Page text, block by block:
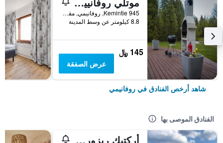
945 Kemintie, روفانيمي, مقاطعة لابي, فنلندا
8.8 كيلومتر عن وسط المدينة
145 ﷼
عرض الصفقة
شاهد أرخص الفنادق في روفانيمي
الفنادق الموصى بها
أركتيك ريزورت ديلايت